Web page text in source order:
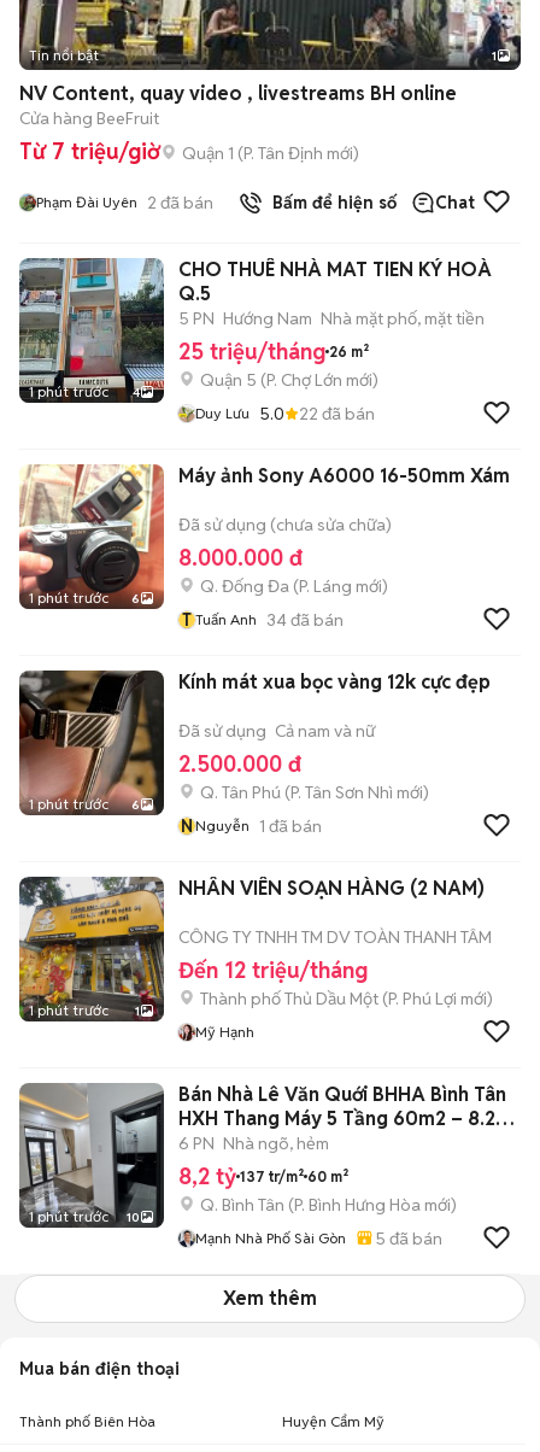
Tin nổi bật 1
NV Content, quay video , livestreams BH online
Cửa hàng BeeFruit
Từ 7 triệu/giờ Quận 1 (P. Tân Định mới)
Phạm Đài Uyên 2 đã bán Bấm để hiện số Chat
1 phút trước 4
CHO THUÊ NHÀ MAT TIEN KÝ HOÀ
Q.5
5 PN Hướng Nam Nhà mặt phố, mặt tiền
25 triệu/tháng 26 m²
Quận 5 (P. Chợ Lớn mới)
Duy Lưu 5.0 22 đã bán
1 phút trước 6
Máy ảnh Sony A6000 16-50mm Xám
Đã sử dụng (chưa sửa chữa)
8.000.000 đ
Q. Đống Đa (P. Láng mới)
T Tuấn Anh 34đã bán
1 phút trước 6
Kính mát xua bọc vàng 12k cực đẹp
Đã sử dụng Cả nam và nữ
2.500.000 đ
Q. Tân Phú (P. Tân Sơn Nhì mới)
NNguyễn 1 đã bán
1 phút trước 1
NHÂN VIÊN SOẠN HÀNG (2 NAM)
CÔNG TY TNHH TM DV TOÀN THANH TÂM
Đến 12 triệu/tháng
Thành phố Thủ Dầu Một (P. Phú Lợi mới)
Mỹ Hạnh
1 phút trước 10
Bán Nhà Lê Văn Quới BHHA Bình Tân
HXH Thang Máy 5 Tầng 60m2 – 8.2T
TL
6 PN Nhà ngõ, hẻm
8,2 tỷ 137 tr/m² 60 m²
Q. Bình Tân (P. Bình Hưng Hòa mới)
Mạnh Nhà Phố Sài Gòn 5 đã bán
Xem thêm
Mua bán điện thoại
Thành phố Biên Hòa Huyện Cẩm Mỹ